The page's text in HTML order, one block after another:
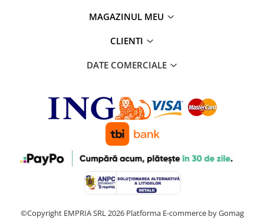
MAGAZINUL MEU
CLIENTI
DATE COMERCIALE
©Copyright EMPRIA SRL 2026 Platforma E-commerce by Gomag